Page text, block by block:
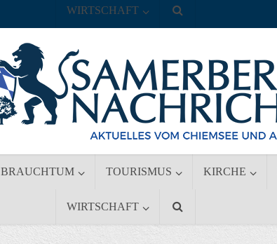
BRAUCHTUM TOURISMUS KIRCHE
WIRTSCHAFT
WIRTSCHAFT